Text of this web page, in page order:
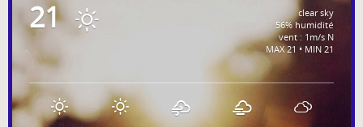
21
clear sky
56% humidité
vent : 1m/s N
MAX 21 • MIN 21